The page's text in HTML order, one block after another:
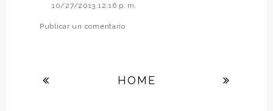
10/27/2013 12:16 p. m.
Publicar un comentario
HOME